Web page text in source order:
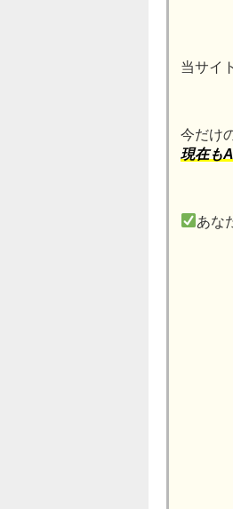
当サイ
今だけ
現在も
あな